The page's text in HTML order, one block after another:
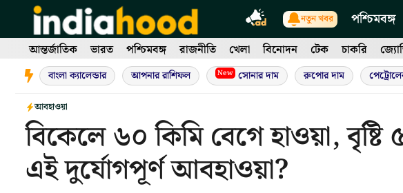
content
নতুন খবর পশ্চিমবঙ্গ
আন্তর্জাতিক ভারত পশ্চিমবঙ্গ রাজনীতি খেলা বিনোদন টেক চাকরি
বাংলা ক্যালেন্ডার আপনার রাশিফল New সোনার দাম রুপোর দাম
আবহাওয়া
বিকেলে ৬০ কিমি বেগে হাওয়া,
এই দুর্যোগপূর্ণ আবহাওয়া?